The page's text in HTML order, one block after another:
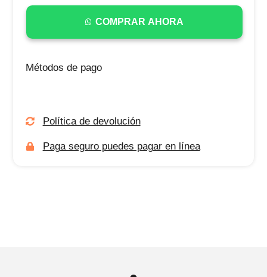
COMPRAR AHORA
Métodos de pago
Política de devolución
Paga seguro puedes pagar en línea